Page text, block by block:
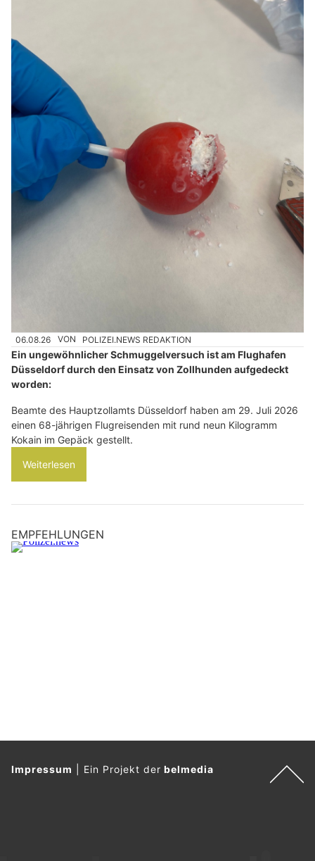
06.08.26 VON POLIZEI.NEWS REDAKTION
Ein ungewöhnlicher Schmuggelversuch ist am Flughafen
Düsseldorf durch den Einsatz von Zollhunden aufgedeckt
worden:
Beamte des Hauptzollamts Düsseldorf haben am 29. Juli 2026
einen 68-jährigen Flugreisenden mit rund neun Kilogramm
Kokain im Gepäck gestellt.
Weiterlesen
EMPFEHLUNGEN
Impressum Ein Projekt derbelmedia